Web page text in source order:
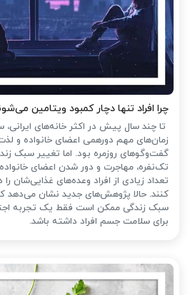
چرا افراد تنها دچار کمبود ویتامین
تا چند سال پیش در اکثر خانه‌های ایرانی،
زمان‌های مهم دورهمی اعضای خانواده و
گفت‌وگوهای روزمره بود. اما تغییر سبک
تک‌نفره، مهاجرت و دور شدن اعضای
تعداد زیادی از افراد وعده‌های غذایی‌شان
کنند. حالا پژوهش‌های جدید نشان می‌دهد
سبک زندگی ممکن است فقط یک تجربه
برای سلامت جسم افراد داشته باشد.